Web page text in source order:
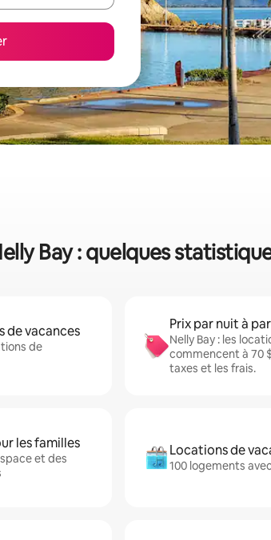
Bay : quelques
de vacances
de
Prix par nuit à
Nelly Bay : les
commencent à 70
taxes et les frais.
les familles
et des
Locations de
100 logements